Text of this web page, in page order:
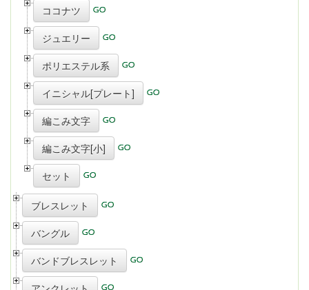
ココナツ
ジュエリー
ポリエステル系
イニシャル[プレート]
編こみ文字
編こみ文字[小]
セット
ブレスレット
バングル
バンドブレスレット